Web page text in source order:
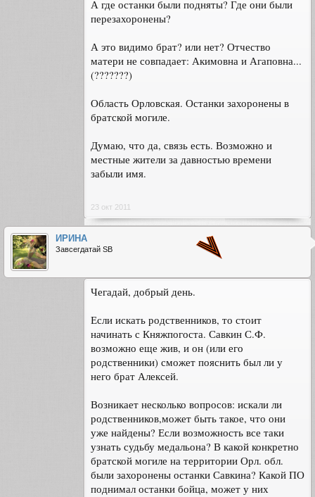
А где останки были подняты? Где они были
перезахоронены?
А это видимо брат? или нет? Отчество
матери не совпадает: Акимовна и Агаповна...
(???????)
Область Орловская. Останки захоронены в
братской могиле.
Думаю, что да, связь есть. Возможно и
местные жители за давностью времени
забыли имя.
23 окт 2011
ИРИНА
Завсегдатай SB
Чегадай, добрый день.
Если искать родственников, то стоит
начинать с Княжпогоста. Савкин С.Ф.
возможно еще жив, и он (или его
родственники) сможет пояснить был ли у
него брат Алексей.
Возникает несколько вопросов: искали ли
родственников,может быть такое, что они
уже найдены? Если возможность все таки
узнать судьбу медальона? В какой конкретно
братской могиле на территории Орл. обл.
были захоронены останки Савкина? Какой ПО
поднимал останки бойца, может у них